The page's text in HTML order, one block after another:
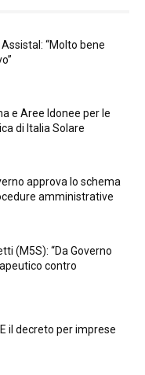
Assistal: “Molto bene
e Aree Idonee per le
di Italia Solare
approva lo schema
amministrative
(M5S): “Da Governo
contro
il decreto per imprese